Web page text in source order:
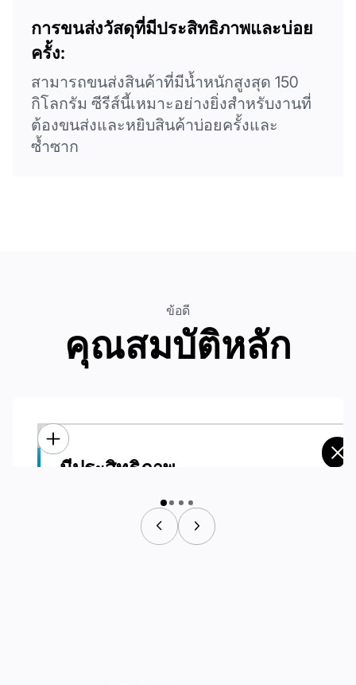
การขนส่งวัสดุที่มีประสิทธิภาพและบ่อย
ครั้ง:
สามารถขนส่งสินค้าที่มีน้ำหนักสูงสุด 150
กิโลกรัม ซีรีส์นี้เหมาะอย่างยิ่งสำหรับงานที่
ต้องขนส่งและหยิบสินค้าบ่อยครั้งและ
ซ้ำซาก
ข้อดี
คุณสมบัติหลัก
มีประสิทธิภาพ
ความสามารถในการรับน้ำหนักสูง:
รองรับน้ำหนักได้ถึง 150 กก.
รันไทม์ขยาย:
มีประสิทธิภาพ